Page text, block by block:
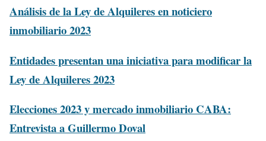
Análisis de la Ley de Alquileres en noticiero
inmobiliario 2023
Entidades presentan una iniciativa para modificar la
Ley de Alquileres 2023
Elecciones 2023 y mercado inmobiliario CABA:
Entrevista a Guillermo Doval